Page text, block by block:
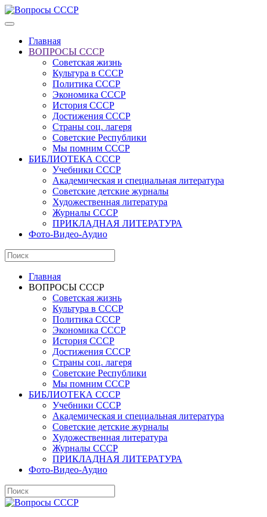
Главная
ВОПРОСЫ СССР
Советская жизнь
Культура в СССР
Политика СССР
Экономика СССР
История СССР
Достижения СССР
Страны соц. лагеря
Советские Республики
Мы помним СССР
БИБЛИОТЕКА СССР
Учебники СССР
Академическая и специальная литература
Советские детские журналы
Художественная литература
Журналы СССР
ПРИКЛАДНАЯ ЛИТЕРАТУРА
Фото-Видео-Аудио
Главная
ВОПРОСЫ СССР
Советская жизнь
Культура в СССР
Политика СССР
Экономика СССР
История СССР
Достижения СССР
Страны соц. лагеря
Советские Республики
Мы помним СССР
БИБЛИОТЕКА СССР
Учебники СССР
Академическая и специальная литература
Советские детские журналы
Художественная литература
Журналы СССР
ПРИКЛАДНАЯ ЛИТЕРАТУРА
Фото-Видео-Аудио